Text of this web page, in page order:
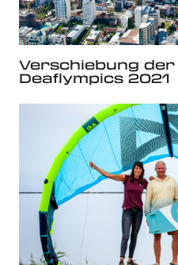
Verschiebung
Deaflympics 2021